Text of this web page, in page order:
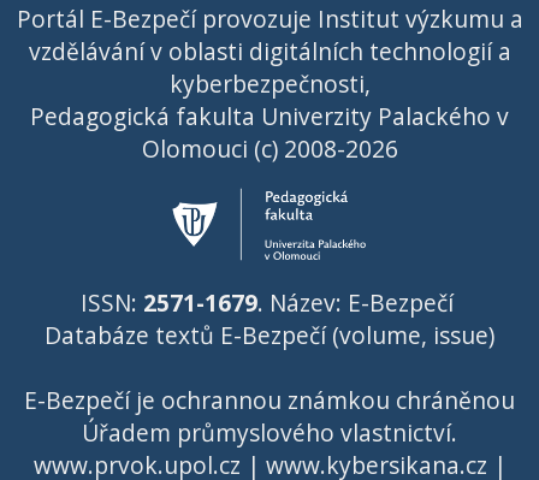
Portál E-Bezpečí provozuje Institut výzkumu a
vzdělávání v oblasti digitálních technologií a
kyberbezpečnosti,
Pedagogická fakulta Univerzity Palackého v
Olomouci (c) 2008-2026
ISSN: 2571-1679. Název: E-Bezpečí
Databáze textů E-Bezpečí (volume, issue)
E-Bezpečí je ochrannou známkou chráněnou
Úřadem průmyslového vlastnictví.
www.prvok.upol.cz | www.kybersikana.cz |